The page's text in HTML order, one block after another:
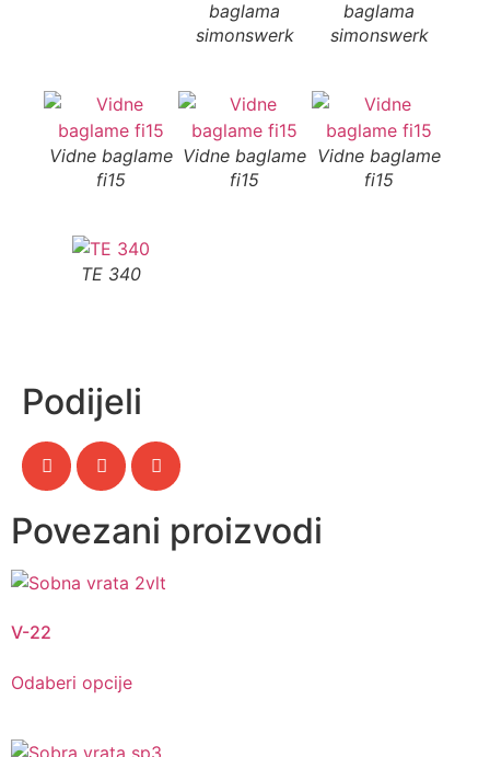
baglama
simonswerk
baglama
simonswerk
Vidne baglame
fi15
Vidne baglame
fi15
Vidne baglame
fi15
TE 340
Podijeli
Povezani proizvodi
V-22
Odaberi opcije